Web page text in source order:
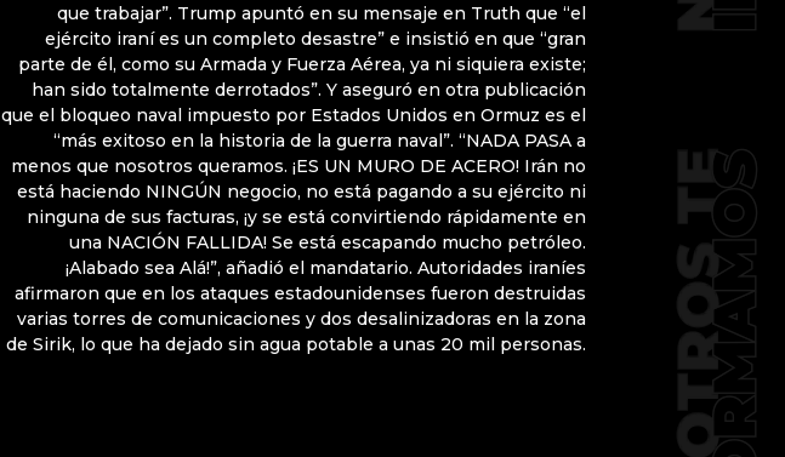
que trabajar”. Trump apuntó en su mensaje en Truth que “el
ejército iraní es un completo desastre” e insistió en que “gran
parte de él, como su Armada y Fuerza Aérea, ya ni siquiera existe;
han sido totalmente derrotados”. Y aseguró en otra publicación
que el bloqueo naval impuesto por Estados Unidos en Ormuz es el
“más exitoso en la historia de la guerra naval”. “NADA PASA a
menos que nosotros queramos. ¡ES UN MURO DE ACERO! Irán no
está haciendo NINGÚN negocio, no está pagando a su ejército ni
ninguna de sus facturas, ¡y se está convirtiendo rápidamente en
una NACIÓN FALLIDA! Se está escapando mucho petróleo.
¡Alabado sea Alá!”, añadió el mandatario. Autoridades iraníes
afirmaron que en los ataques estadounidenses fueron destruidas
varias torres de comunicaciones y dos desalinizadoras en la zona
de Sirik, lo que ha dejado sin agua potable a unas 20 mil personas.